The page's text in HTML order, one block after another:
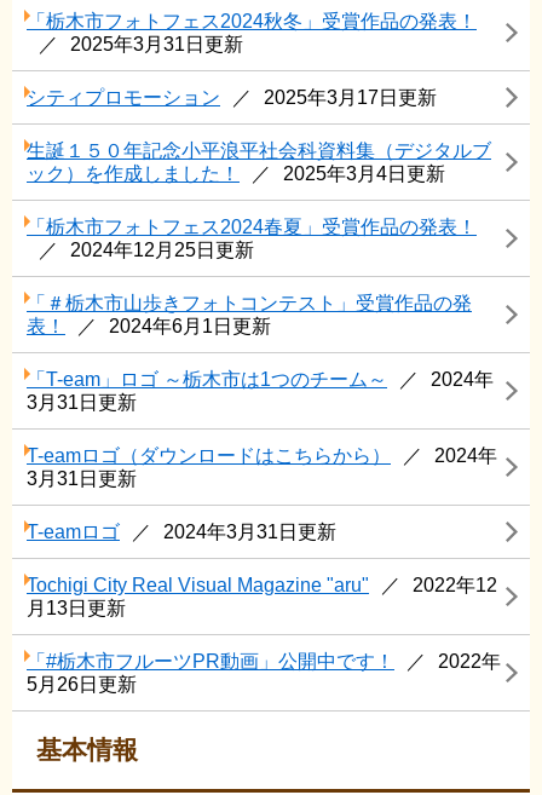
「栃木市フォトフェス2024秋冬」受賞作品の発表！
2025年3月31日更新
シティプロモーション 2025年3月17日更新
生誕１５０年記念小平浪平社会科資料集（デジタルブ
ック）を作成しました！
2025年3月4日更新
「栃木市フォトフェス2024春夏」受賞作品の発表！
2024年12月25日更新
「＃栃木市山歩きフォトコンテスト」受賞作品の発
表！
2024年6月1日更新
「T-eam」ロゴ ～栃木市は1つのチーム～
2024年
3月31日更新
T-eamロゴ（ダウンロードはこちらから）
2024年
3月31日更新
T-eamロゴ 2024年3月31日更新
Tochigi City Real Visual Magazine "aru"
2022年12
月13日更新
「#栃木市フルーツPR動画」公開中です！
2022年
5月26日更新
基本情報